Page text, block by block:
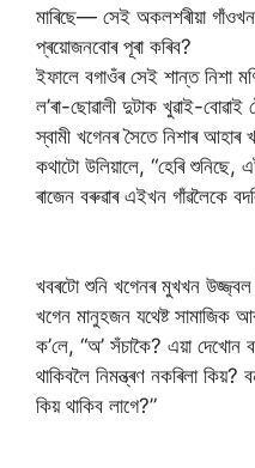
মাৰিছে— সেই অকলশৰীয়া
প্ৰয়োজনবোৰ পূৰা কৰিব?
ইফালে বগাওঁৰ সেই শান্ত নিশা
ল’ৰা-ছোৱালী দুটাক খুৱাই-
স্বামী খগেনৰ সৈতে নিশাৰ
কথাটো উলিয়ালে, “হেৰি
ৰাজেন বৰুৱাৰ এইখন গাঁৱলৈকে
খবৰটো শুনি খগেনৰ মুখখন উজ্জ্বল
খগেন মানুহজন যথেষ্ট সামাজিক
ক’লে, “অ’ সঁচাকৈ? এয়া দেখোন
থাকিবলৈ নিমন্ত্ৰণ নকৰিলা
কিয় থাকিব লাগে?”